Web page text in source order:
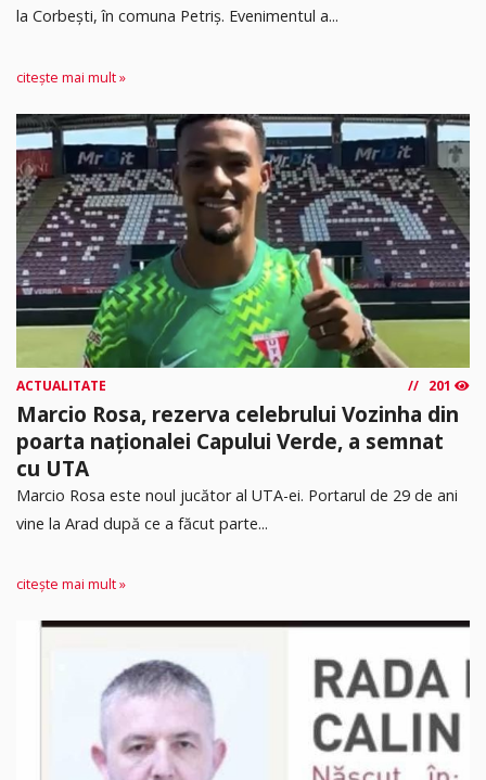
la Corbești, în comuna Petriș. Evenimentul a...
citește mai mult »
ACTUALITATE 201
Marcio Rosa, rezerva celebrului Vozinha din
poarta naționalei Capului Verde, a semnat
cu UTA
Marcio Rosa este noul jucător al UTA-ei. Portarul de 29 de ani
vine la Arad după ce a făcut parte...
citește mai mult »